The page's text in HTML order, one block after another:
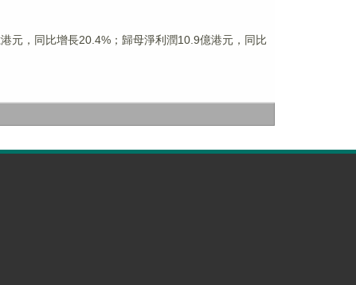
元，同比增長20.4%；歸母淨利潤10.9億港元，同比